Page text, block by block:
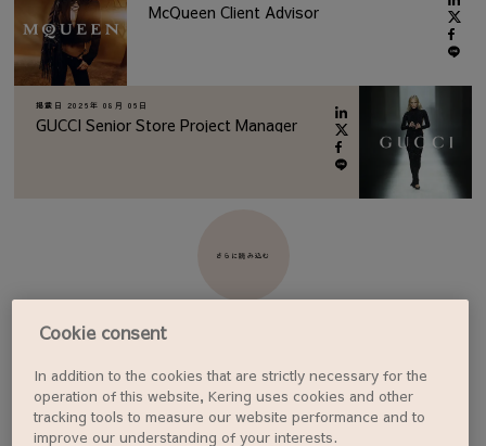
McQueen Client Advisor
掲載日 2026年 08月 06日
GUCCI Senior Store Project Manager
さらに読み込む
ジョブアラートを設定する
Cookie consent
In addition to the cookies that are strictly necessary for the
operation of this website, Kering uses cookies and other
tracking tools to measure our website performance and to
improve our understanding of your interests.